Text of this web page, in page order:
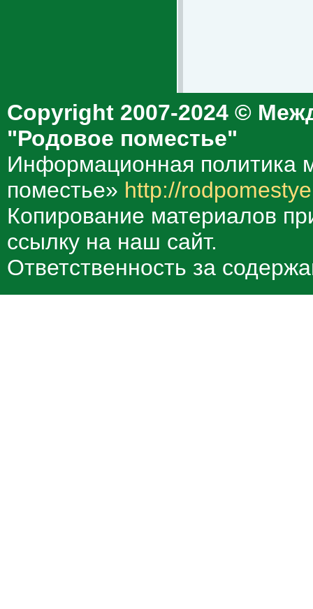
Copyright 2007-2024 ©
"Родовое поместье"
Информационная политика
поместье» http://
Копирование материалов
ссылку на наш сайт.
Ответственность за